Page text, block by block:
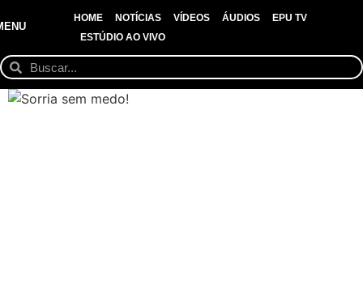
HOME NOTÍCIAS VÍDEOS ÁUDIOS
EPU TV
ESTÚDIO AO VIVO